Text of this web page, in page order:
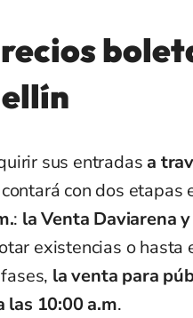
sus entradas a
contará con dos etapas
: la Venta Daviarena
existencias o hasta
la venta para
las 10:00 a.m.